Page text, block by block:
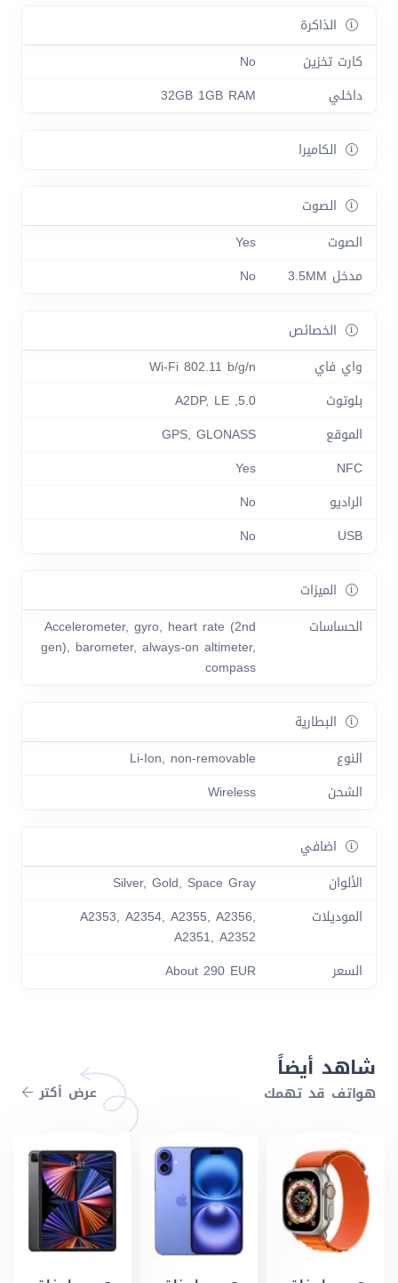
الذاكرة
كارت تخزين
No
داخلي
32GB 1GB RAM
الكاميرا
الصوت
الصوت
Yes
مدخل 3.5MM
No
الخصائص
واي فاي
Wi-Fi 802.11 b/g/n
بلوتوث
5.0, A2DP, LE
الموقع
GPS, GLONASS
NFC
Yes
الراديو
No
USB
No
الميزات
الحساسات
Accelerometer, gyro, heart rate (2nd
gen), barometer, always-on altimeter,
compass
البطارية
النوع
Li-Ion, non-removable
الشحن
Wireless
اضافي
الألوان
Silver, Gold, Space Gray
الموديلات
A2353, A2354, A2355, A2356,
A2351, A2352
السعر
About 290 EUR
شاهد أيضاً
هواتف قد تهمك عرض أكتر